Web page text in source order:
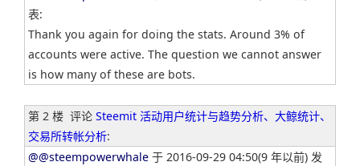
表:
Thank you again for doing the stats. Around 3% of
accounts were active. The question we cannot answer
is how many of these are bots.
第 2 楼 评论 Steemit 活动用户统计与趋势分析、大鲸统计、
交易所转帐分析:
@@steempowerwhale 于 2016-09-29 04:50(9 年以前) 发